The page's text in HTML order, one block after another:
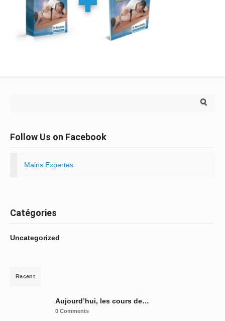
Follow Us on Facebook
Mains Expertes
Catégories
Uncategorized
Recent
Aujourd’hui, les cours de…
0 Comments